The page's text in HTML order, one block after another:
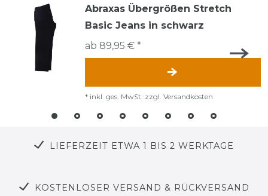
Abraxas Übergrößen Stretch
Basic Jeans in schwarz
ab 89,95 € *
* inkl. ges. MwSt. zzgl. Versandkosten
LIEFERZEIT ETWA 1 BIS 2 WERKTAGE
KOSTENLOSER VERSAND & RÜCKVERSAND